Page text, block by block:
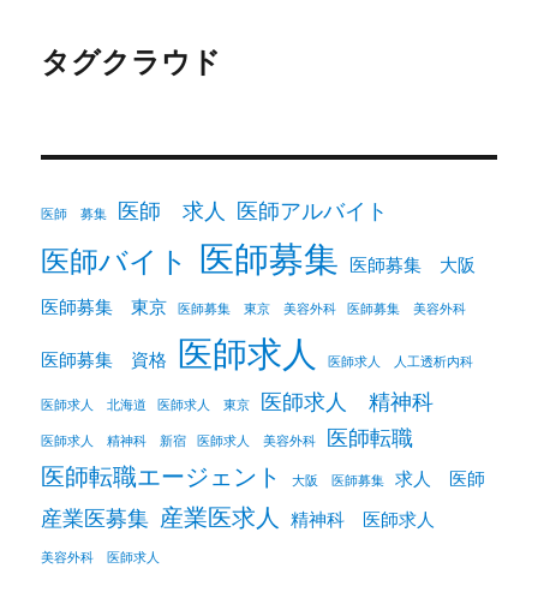
タグクラウド
医師 募集 医師 求人 医師アルバイト
医師バイト 医師募集 医師募集 大阪
医師募集 東京
医師募集 東京 美容外科 医師募集 美容外科
医師募集 資格 医師求人 医師求人 人工透析内科
医師求人 北海道 医師求人 東京 医師求人 精神科
医師求人 精神科 新宿 医師求人 美容外科 医師転職
医師転職エージェント 大阪 医師募集 求人 医師
産業医募集 産業医求人 精神科 医師求人
美容外科 医師求人